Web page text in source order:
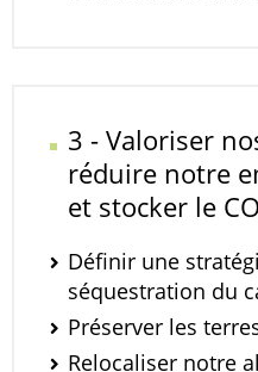
3 - Valoriser
réduire notre
et stocker le
Définir une
séquestration du
Préserver les
Relocaliser notre